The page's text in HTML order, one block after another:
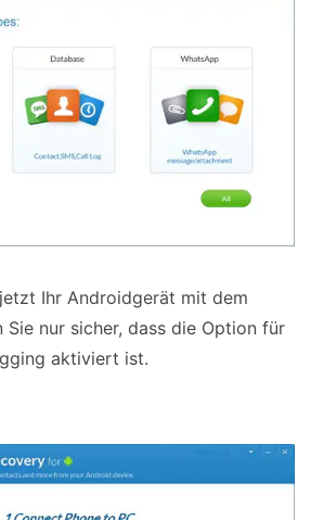
Ihr Androidgerät mit dem
Sie nur sicher, dass die Option für
aktiviert ist.